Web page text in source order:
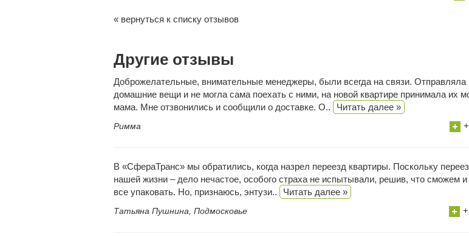
« вернуться к списку отзывов
Другие отзывы
Доброжелательные, внимательные менеджеры, были всегда на связи. Отправляла
домашние вещи и не могла сама поехать с ними, на новой квартире принимала их
мама. Мне отзвонились и сообщили о доставке. О..
Читать далее »
Римма
В «СфераТранс» мы обратились, когда назрел переезд квартиры. Поскольку
нашей жизни – дело нечастое, особого страха не испытывали, решив, что сможем
все упаковать. Но, признаюсь, энтузи..
Читать далее »
Татьяна Пушнина, Подмосковье